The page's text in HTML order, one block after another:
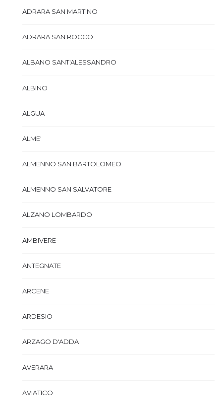
ADRARA SAN MARTINO
ADRARA SAN ROCCO
ALBANO SANT'ALESSANDRO
ALBINO
ALGUA
ALME'
ALMENNO SAN BARTOLOMEO
ALMENNO SAN SALVATORE
ALZANO LOMBARDO
AMBIVERE
ANTEGNATE
ARCENE
ARDESIO
ARZAGO D'ADDA
AVERARA
AVIATICO